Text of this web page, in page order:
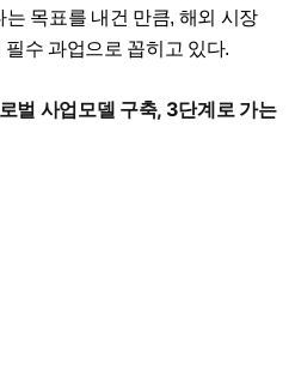
목표를 내건 만큼, 해외 시장
수 과업으로 꼽히고 있다.
벌 사업모델 구축, 3단계로 가는